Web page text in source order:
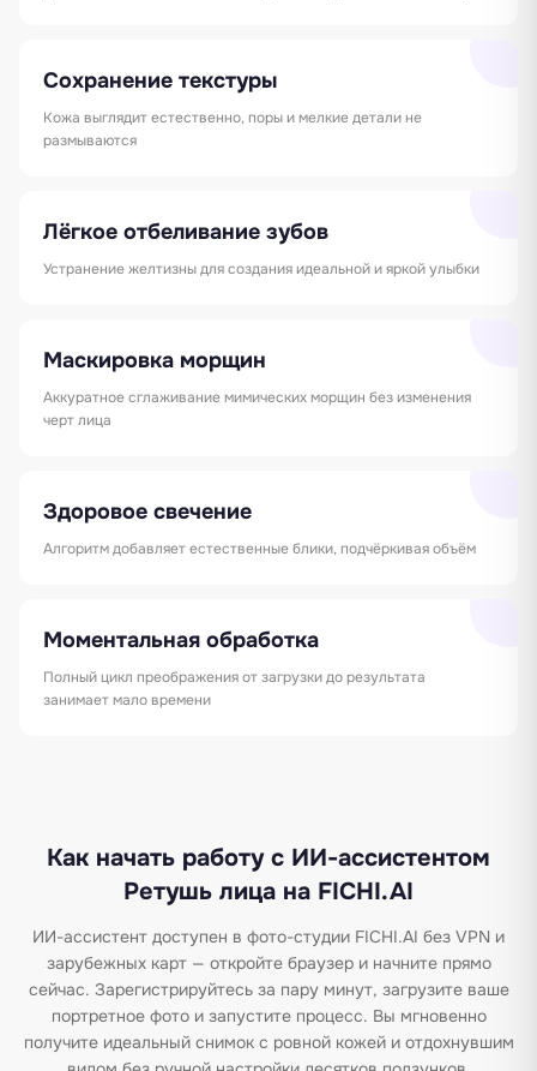
Сохранение текстуры
Кожа выглядит естественно, поры и мелкие детали не
размываются
Лёгкое отбеливание зубов
Устранение желтизны для создания идеальной и яркой улыбки
Маскировка морщин
Аккуратное сглаживание мимических морщин без изменения
черт лица
Здоровое свечение
Алгоритм добавляет естественные блики, подчёркивая объём
Моментальная обработка
Полный цикл преображения от загрузки до результата
занимает мало времени
Как начать работу с ИИ-ассистентом
Ретушь лица на FICHI.AI
ИИ-ассистент доступен в фото-студии FICHI.AI без VPN и
зарубежных карт — откройте браузер и начните прямо
сейчас. Зарегистрируйтесь за пару минут, загрузите ваше
портретное фото и запустите процесс. Вы мгновенно
получите идеальный снимок с ровной кожей и отдохнувшим